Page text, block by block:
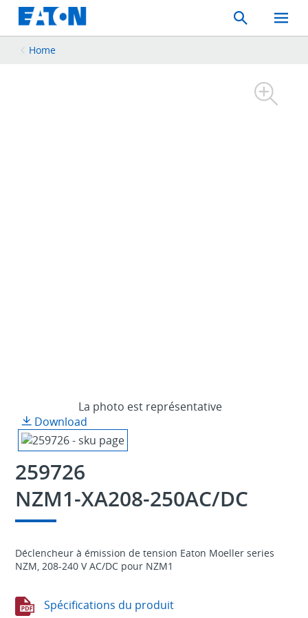
Search
Toggle
Mobile
Home
La photo est représentative
Download
259726
NZM1-XA208-250AC/DC
Déclencheur à émission de tension Eaton Moeller series
NZM, 208-240 V AC/DC pour NZM1
Spécifications du produit